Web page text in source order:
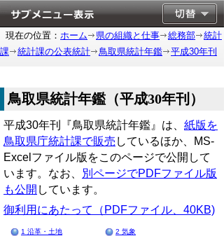
現在の位置： ホーム 県の組織と仕事 総務部
統計
課
統計課の公表統計 鳥取県統計年鑑 平成30年刊
鳥取県統計年鑑（平成30年刊）
平成30年刊『鳥取県統計年鑑』は、 紙版を
鳥取県庁統計課で販売 しているほか、MS-
Excelファイル版をこのページで公開して
います。なお、
別ページでPDFファイル版
も公開 しています。
御利用にあたって（PDFファイル、40KB)
1 沿革・土地
2 気象